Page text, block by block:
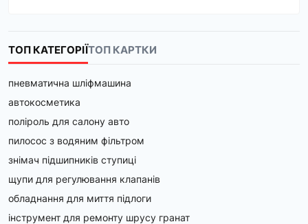
ТОП КАТЕГОРІЇТОП КАРТКИ
пневматична шліфмашина
автокосметика
поліроль для салону авто
пилосос з водяним фільтром
знімач підшипників ступиці
щупи для регулювання клапанів
обладнання для миття підлоги
інструмент для ремонту шрусу гранат